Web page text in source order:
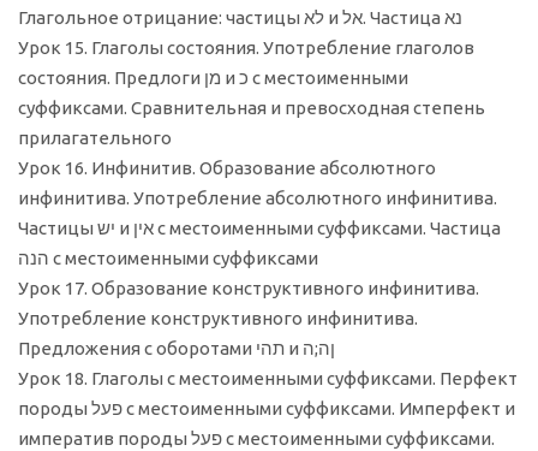
Глагольное отрицание: частицы לא и אל. Частица נא
Урок 15. Глаголы состояния. Употребление глаголов
состояния. Предлоги מן и כ с местоименными
суффиксами. Сравнительная и превосходная степень
прилагательного
Урок 16. Инфинитив. Образование абсолютного
инфинитива. Употребление абсолютного инфинитива.
Частицы יש и אין с местоименными суффиксами. Частица
הנה с местоименными суффиксами
Урок 17. Образование конструктивного инфинитива.
Употребление конструктивного инфинитива.
Предложения с оборотами תהי и ןה;ה
Урок 18. Глаголы с местоименными суффиксами. Перфект
породы פעל с местоименными суффиксами. Имперфект и
императив породы פעל с местоименными суффиксами.